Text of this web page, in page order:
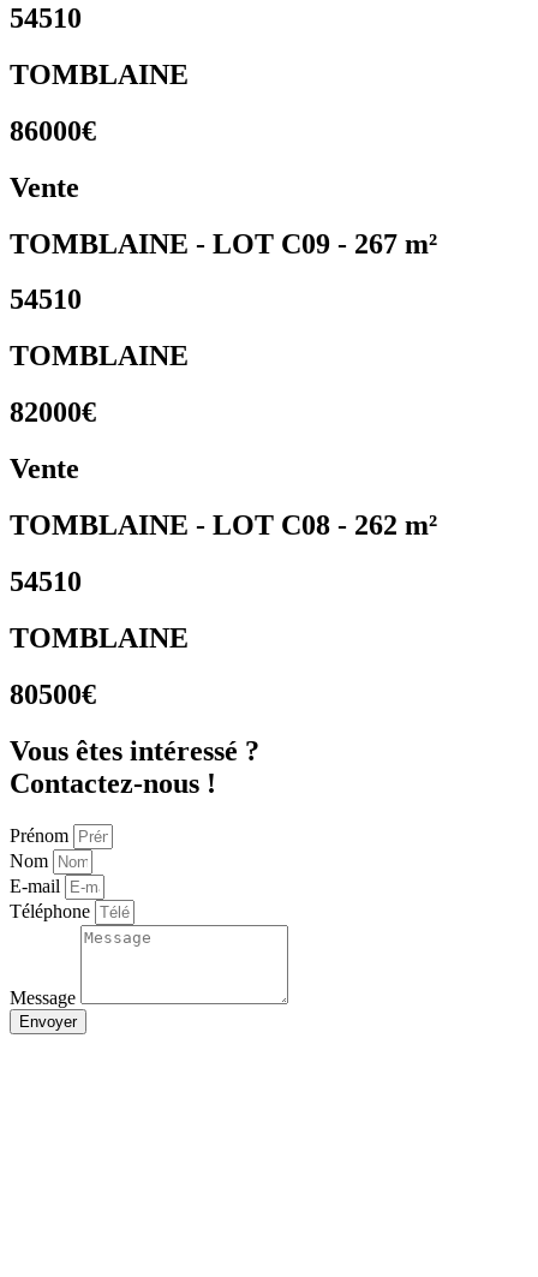
54510
TOMBLAINE
86000€
Vente
TOMBLAINE - LOT C09 - 267 m²
54510
TOMBLAINE
82000€
Vente
TOMBLAINE - LOT C08 - 262 m²
54510
TOMBLAINE
80500€
Vous êtes intéressé ?
Contactez-nous !
Prénom
Nom
E-mail
Téléphone
Message
Envoyer